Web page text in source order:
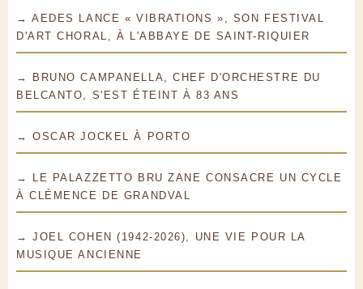
→ AEDES LANCE « VIBRATIONS », SON FESTIVAL
D'ART CHORAL, À L'ABBAYE DE SAINT-RIQUIER
→ BRUNO CAMPANELLA, CHEF D'ORCHESTRE DU
BELCANTO, S'EST ÉTEINT À 83 ANS
→ OSCAR JOCKEL À PORTO
→ LE PALAZZETTO BRU ZANE CONSACRE UN CYCLE
À CLÉMENCE DE GRANDVAL
→ JOEL COHEN (1942-2026), UNE VIE POUR LA
MUSIQUE ANCIENNE